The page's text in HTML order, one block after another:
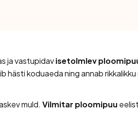
ja vastupidavisetolmlev
hästi koduaeda ning annab
muld. Vilmitar ploomipuu